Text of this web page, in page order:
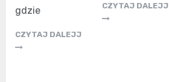
gdzie
CZYTAJ DALEJJ
CZYTAJ DALEJJ